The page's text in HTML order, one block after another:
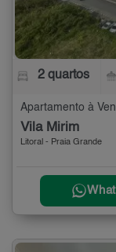
2 quartos
Apartamento à
Vila Mirim
Litoral - Praia Grande